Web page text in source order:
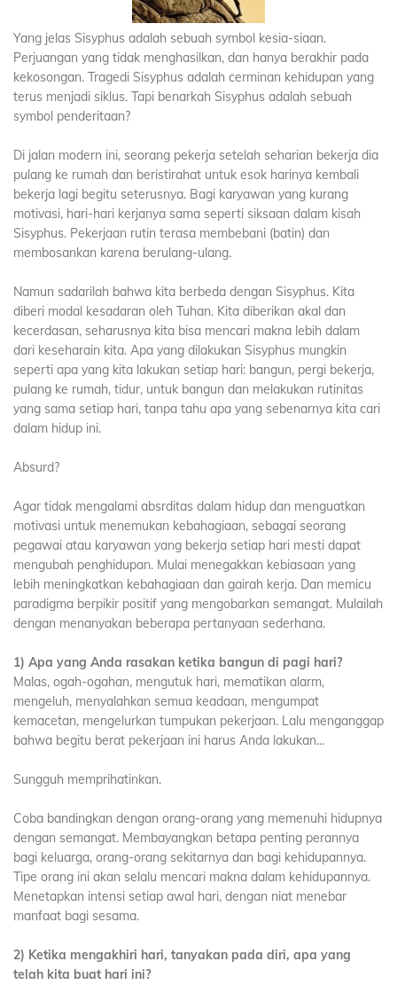
Yang jelas Sisyphus adalah sebuah symbol kesia-siaan.
Perjuangan yang tidak menghasilkan, dan hanya berakhir pada
kekosongan. Tragedi Sisyphus adalah cerminan kehidupan yang
terus menjadi siklus. Tapi benarkah Sisyphus adalah sebuah
symbol penderitaan?
Di jalan modern ini, seorang pekerja setelah seharian bekerja dia
pulang ke rumah dan beristirahat untuk esok harinya kembali
bekerja lagi begitu seterusnya. Bagi karyawan yang kurang
motivasi, hari-hari kerjanya sama seperti siksaan dalam kisah
Sisyphus. Pekerjaan rutin terasa membebani (batin) dan
membosankan karena berulang-ulang.
Namun sadarilah bahwa kita berbeda dengan Sisyphus. Kita
diberi modal kesadaran oleh Tuhan. Kita diberikan akal dan
kecerdasan, seharusnya kita bisa mencari makna lebih dalam
dari keseharain kita. Apa yang dilakukan Sisyphus mungkin
seperti apa yang kita lakukan setiap hari: bangun, pergi bekerja,
pulang ke rumah, tidur, untuk bangun dan melakukan rutinitas
yang sama setiap hari, tanpa tahu apa yang sebenarnya kita cari
dalam hidup ini.
Absurd?
Agar tidak mengalami absrditas dalam hidup dan menguatkan
motivasi untuk menemukan kebahagiaan, sebagai seorang
pegawai atau karyawan yang bekerja setiap hari mesti dapat
mengubah penghidupan. Mulai menegakkan kebiasaan yang
lebih meningkatkan kebahagiaan dan gairah kerja. Dan memicu
paradigma berpikir positif yang mengobarkan semangat. Mulailah
dengan menanyakan beberapa pertanyaan sederhana.
1) Apa yang Anda rasakan ketika bangun di pagi hari?
Malas, ogah-ogahan, mengutuk hari, mematikan alarm,
mengeluh, menyalahkan semua keadaan, mengumpat
kemacetan, mengelurkan tumpukan pekerjaan. Lalu menganggap
bahwa begitu berat pekerjaan ini harus Anda lakukan...
Sungguh memprihatinkan.
Coba bandingkan dengan orang-orang yang memenuhi hidupnya
dengan semangat. Membayangkan betapa penting perannya
bagi keluarga, orang-orang sekitarnya dan bagi kehidupannya.
Tipe orang ini akan selalu mencari makna dalam kehidupannya.
Menetapkan intensi setiap awal hari, dengan niat menebar
manfaat bagi sesama.
2) Ketika mengakhiri hari, tanyakan pada diri, apa yang
telah kita buat hari ini?